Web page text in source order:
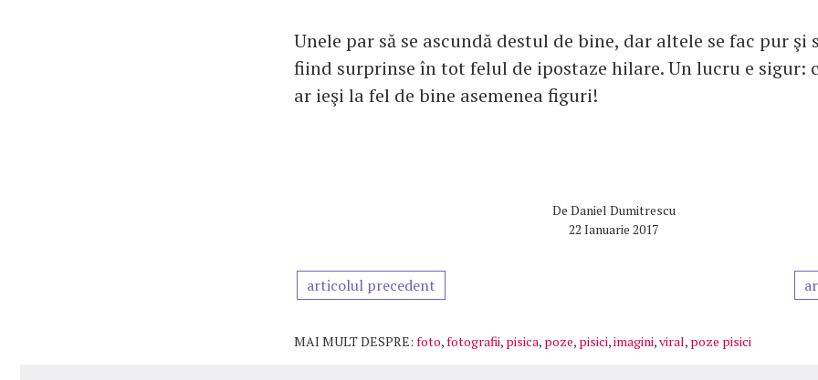
Unele par să se ascundă destul de bine, dar altele se fac pur şi
fiind surprinse în tot felul de ipostaze hilare. Un lucru e sigur:
ar ieşi la fel de bine asemenea figuri!
De Daniel Dumitrescu
22 Ianuarie 2017
articolul precedent
MAI MULT DESPRE: foto,fotografii, pisica, poze, pisici,imagini,viral, poze pisici